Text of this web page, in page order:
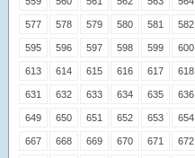
577 578 579 580 581 582
595 596 597 598 599 600
613 614 615 616 617 618
631 632 633 634 635 636
649 650 651 652 653 654
667 668 669 670 671 672